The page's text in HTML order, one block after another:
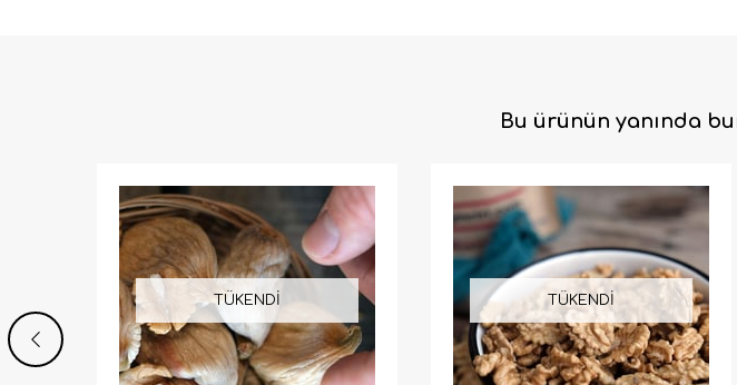
Bu ürünün yanında
TÜKENDI TÜKENDI